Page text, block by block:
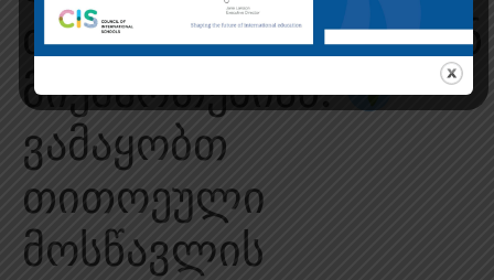
თავგადასავლებისკენ
მიემართებიან.
ვამაყობთ
თითოეული
მოსწავლის